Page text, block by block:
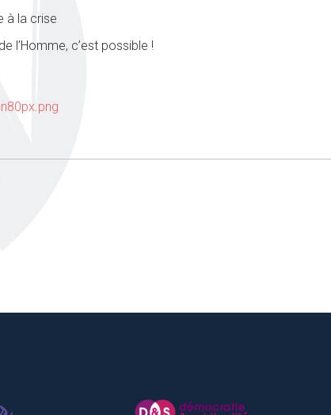
à la crise
l’Homme, c’est possible !